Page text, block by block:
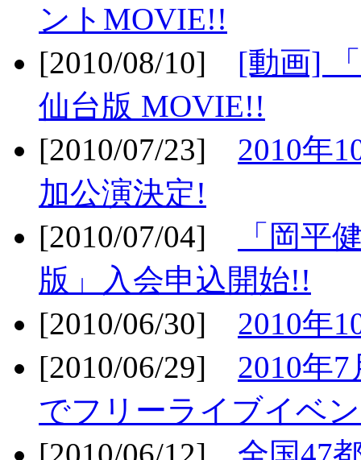
ントMOVIE!!
[2010/08/10] [動画]
仙台版 MOVIE!!
[2010/07/23] 2010年
加公演決定!
[2010/07/04]
「岡平
版」入会申込開始!!
[2010/06/30] 2010年
[2010/06/29] 2010年
でフリーライブイベ